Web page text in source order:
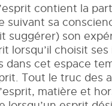
contient la
suivant sa
suggérer) son
lorsqu’il choisit
dans cet espace
Tout le truc des
matière et